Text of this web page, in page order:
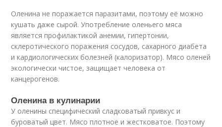
Оленина не поражается паразитами, поэтому её можно
кушать даже сырой. Употребление оленьего мяса
является профилактикой анемии, гипертонии,
склеротического поражения сосудов, сахарного диабета
и кардиологических болезней (калоризатор). Мясо оленей
экологически чистое, защищает человека от
канцерогенов.
Оленина в кулинарии
У оленины специфический сладковатый привкус и
буроватый цвет. Мясо плотное и жестковатое. Поэтому